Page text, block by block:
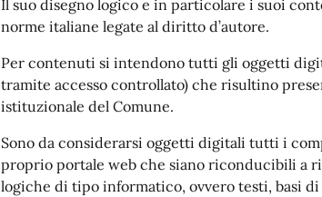
Il suo disegno logico e in particolare i suoi
norme italiane legate al diritto d’autore.
Per contenuti si intendono tutti gli oggetti
tramite accesso controllato) che risultino
istituzionale del Comune.
Sono da considerarsi oggetti digitali tutti i
proprio portale web che siano riconducibili a
logiche di tipo informatico, ovvero testi, basi